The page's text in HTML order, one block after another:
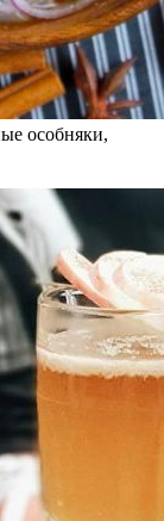
особняки,